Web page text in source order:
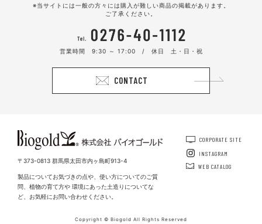
銀河ボーダーと同じ手法によるダリ
アボーダー。驚くほどのダリアが開
ダリアボーダー
銀河ボーダーと同じ手法によるダリ
アボーダー。驚くほどのダリアが開
花した。
ダリアボーダー
大地肥により土が育ち、肥料を吸収
く長持ち。
※当サイトには一般の方々には購入が難しい商品の掲載があります。
ご了承ください。
営業時間 9:30 ～ 17:00 / 休日 土・日・祝
CONTACT
〒373-0813 群馬県太田市内ヶ島町913-4
製品についてお気づきの点や、使い方についてのご質
問、植物の育て方や 環境にあった土造りについてな
ど、お気軽にお問い合わせください。
CORPORATE SITE
INSTAGRAM
WEB CATALOG
Copyright © Biogold All Rights Reserved